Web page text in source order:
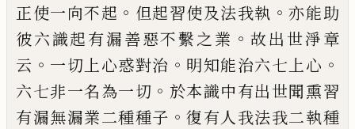
正使一向不起 。 但起習使及法我執 。亦能助
彼六識起有漏善惡不繫之業 。故出世淨章
云 。 一切上心惑對治 。 明知能治六七上心 。
六七非一名為一切 。 於本識中有出世聞熏習
有漏無漏業二種種子 。復有人我法我二執種